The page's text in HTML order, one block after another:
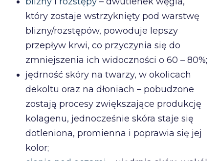
który zostaje wstrzyknięty pod warstwę
blizny/rozstępów, powoduje lepszy
przepływ krwi, co przyczynia się do
zmniejszenia ich widoczności o 60 – 80%;
jędrność skóry na twarzy, w okolicach
dekoltu oraz na dłoniach – pobudzone
zostają procesy zwiększające produkcję
kolagenu, jednocześnie skóra staje się
dotleniona, promienna i poprawia się jej
kolor;